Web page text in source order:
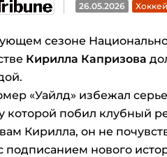
26.05.2026
сезоне
Кирилла Капризова
«Уайлд» избежал
которой побил клубный
Кирилла, он не
подписанием нового